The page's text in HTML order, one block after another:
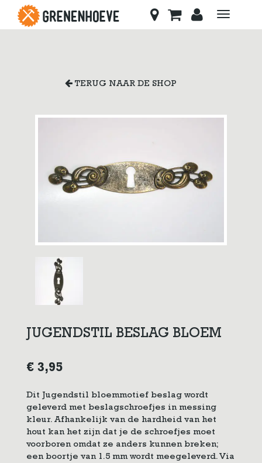
Toggle
TERUG NAAR DE SHOP
JUGENDSTIL BESLAG BLOEM
€ 3,95
Dit Jugendstil bloemmotief beslag wordt
geleverd met beslagschroefjes in messing
kleur. Afhankelijk van de hardheid van het
hout kan het zijn dat je de schroefjes moet
voorboren omdat ze anders kunnen breken;
een boortje van 1.5 mm wordt meegeleverd. Via